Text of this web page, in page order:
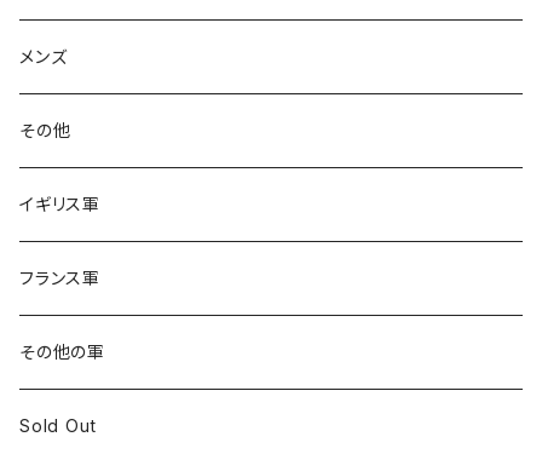
メンズ
その他
イギリス軍
フランス軍
その他の軍
Sold Out